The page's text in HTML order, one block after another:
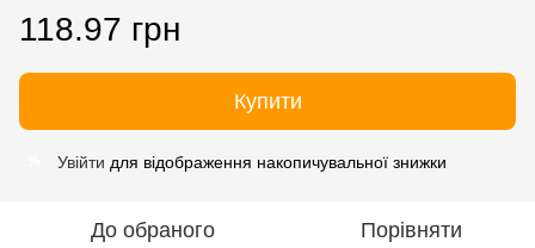
118.97 грн
Купити
Увійти для відображення накопичувальної знижки
До обраного Порівняти